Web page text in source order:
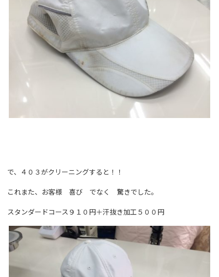
で、４０３がクリーニングすると！！
これまた、お客様 喜び でなく 驚きでした。
スタンダードコース９１０円＋汗抜き加工５００円